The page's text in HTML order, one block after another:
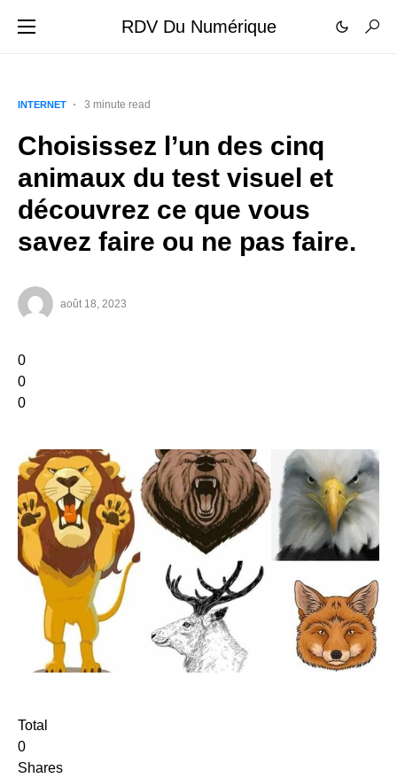
RDV Du Numérique
INTERNET 3 minute read
Choisissez l’un des cinq
animaux du test visuel et
découvrez ce que vous
savez faire ou ne pas faire.
août 18, 2023
0
0
0
Total
0
Shares